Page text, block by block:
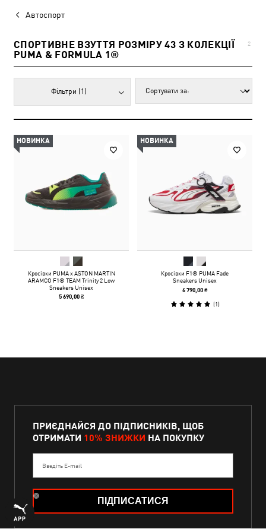
Автоспорт
СПОРТИВНЕ ВЗУТТЯ РОЗМІРУ 43 З КОЛЕКЦІЇ
PUMA & FORMULA 1®
2
Фільтри (1)
НОВИНКА
Кросівки PUMA x ASTON MARTIN
ARAMCO F1® TEAM Trinity 2 Low
Sneakers Unisex
5 690,00 ₴
НОВИНКА
Кросівки F1® PUMA Fade
Sneakers Unisex
6 790,00 ₴
(1)
ПРИЄДНАЙСЯ ДО ПІДПИСНИКІВ, ЩОБ
ОТРИМАТИ 10% ЗНИЖКИ НА ПОКУПКУ
Введіть E-mail
ПІДПИСАТИСЯ